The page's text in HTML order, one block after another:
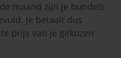
maand zijn je bundels
Je betaalt dus
prijs van je gekozen